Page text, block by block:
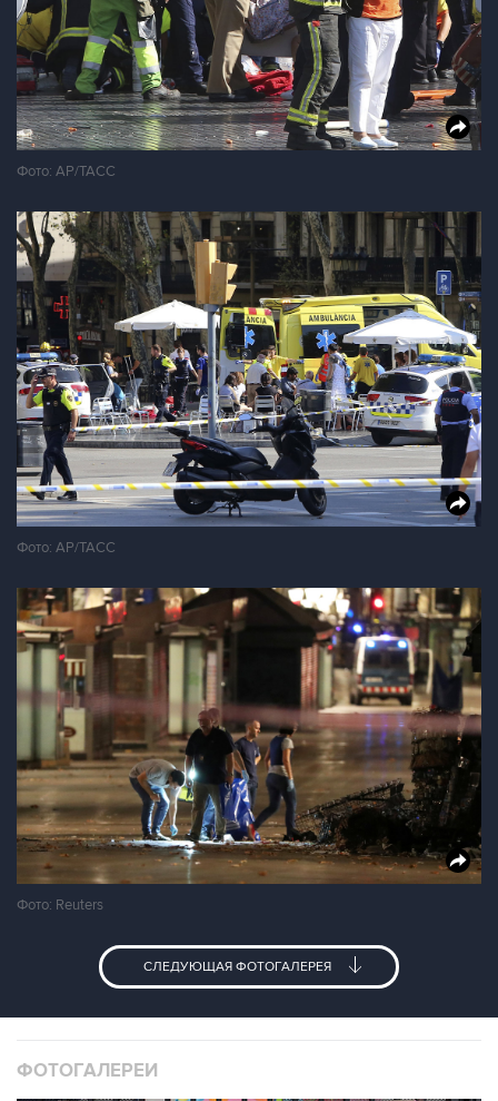
Фото: АР/ТАСС
Фото: АР/ТАСС
Фото: Reuters
СЛЕДУЮЩАЯ ФОТОГАЛЕРЕЯ
ФОТОГАЛЕРЕИ